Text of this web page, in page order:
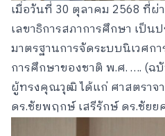
เมื่อวันที่ 30 ตุลาคม 2568 ที่ผ่
เลขาธิการสภาการศึกษา เป็น
มาตรฐานการจัดระบบนิเวศกา
การศึกษาของชาติ พ.ศ. …. (ฉ
ผู้ทรงคุณวุฒิ ได้แก่ ศาสตราจ
ดร.ชัยพฤกษ์ เสรีรักษ์ ดร.ชัย